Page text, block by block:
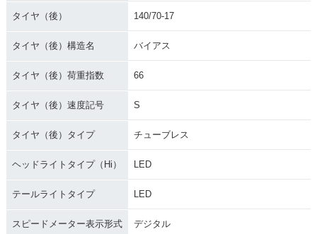
タイヤ（後） 140/70-17
タイヤ（後）構造名 バイアス
タイヤ（後）荷重指数 66
タイヤ（後）速度記号 S
タイヤ（後）タイプ チューブレス
ヘッドライトタイプ（Hi） LED
テールライトタイプ LED
スピードメーター表示形式 デジタル